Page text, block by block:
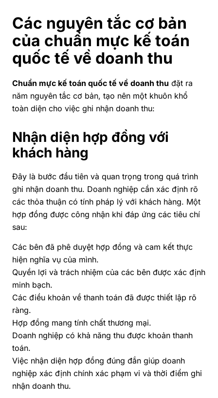
Các nguyên tắc cơ bản
của chuẩn mực kế toán
quốc tế về doanh thu
Chuẩn mực kế toán quốc tế về doanh thu đặt ra
năm nguyên tắc cơ bản, tạo nên một khuôn khổ
toàn diện cho việc ghi nhận doanh thu:
Nhận diện hợp đồng với
khách hàng
Đây là bước đầu tiên và quan trọng trong quá trình
ghi nhận doanh thu. Doanh nghiệp cần xác định rõ
các thỏa thuận có tính pháp lý với khách hàng. Một
hợp đồng được công nhận khi đáp ứng các tiêu chí
sau:
Các bên đã phê duyệt hợp đồng và cam kết thực
hiện nghĩa vụ của mình.
Quyền lợi và trách nhiệm của các bên được xác định
minh bạch.
Các điều khoản về thanh toán đã được thiết lập rõ
ràng.
Hợp đồng mang tính chất thương mại.
Doanh nghiệp có khả năng thu được khoản thanh
toán.
Việc nhận diện hợp đồng đúng đắn giúp doanh
nghiệp xác định chính xác phạm vi và thời điểm ghi
nhận doanh thu.